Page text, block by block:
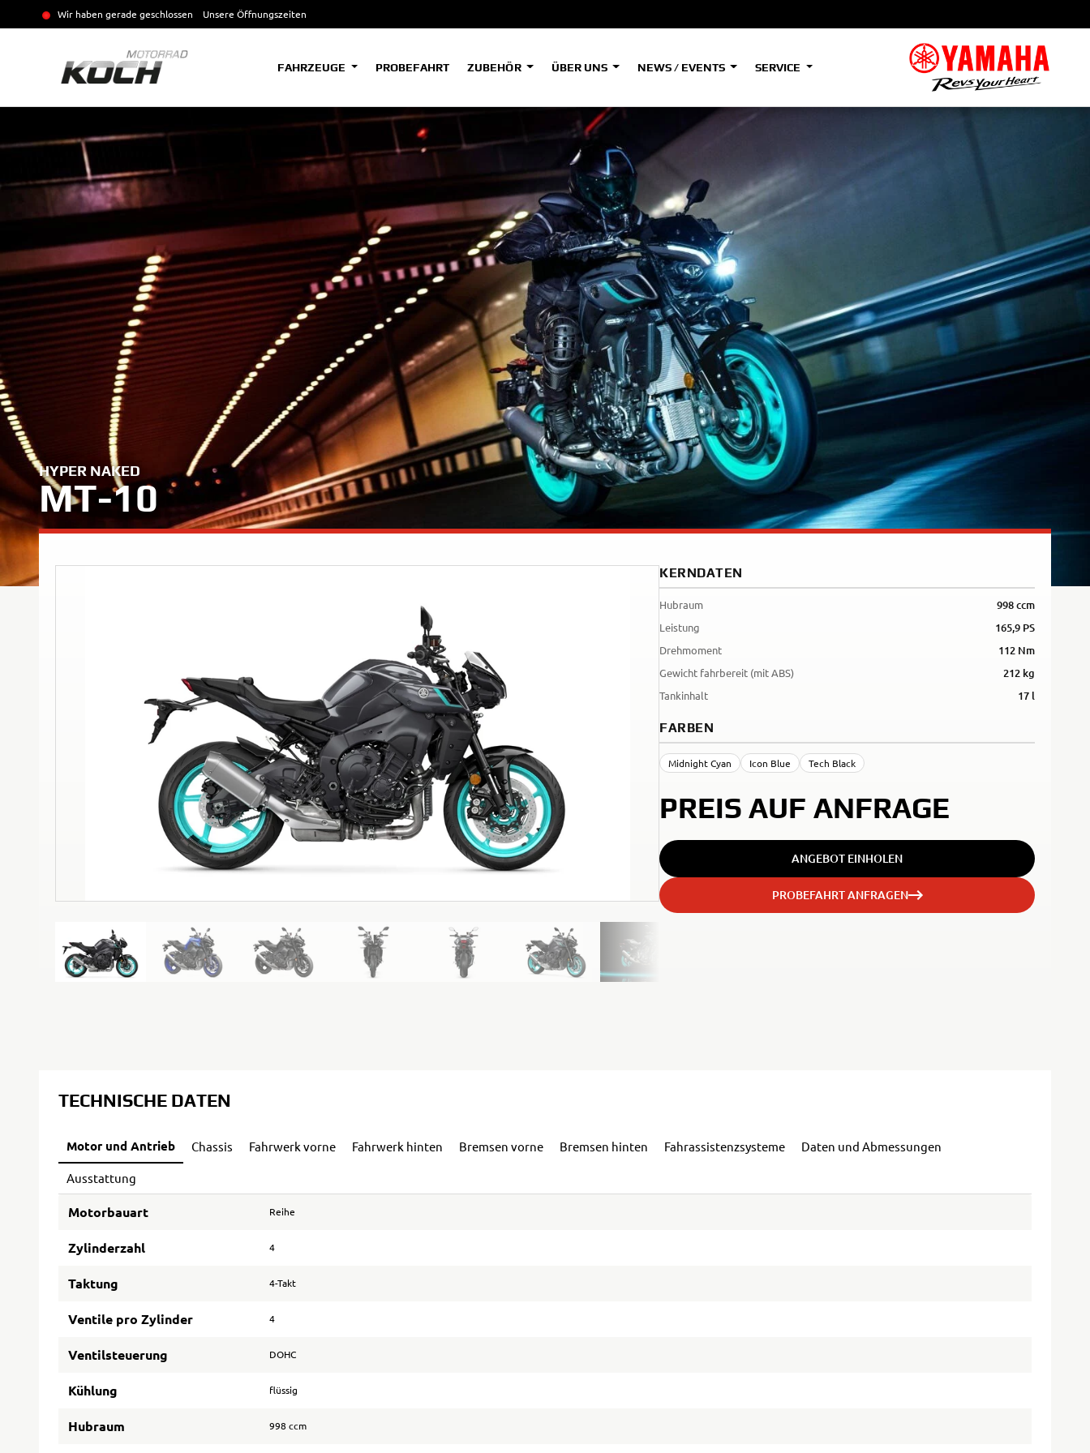
Wir haben gerade geschlossen Unsere Öffnungszeiten
FAHRZEUGE
OFFROAD COMPETITION
SPORT HERITAGE
SPORT TOURING
SUPERSPORT
Tenere
(Low)
700
(Low)
A2
Tenere
700
35kW
A
Tenere
700
Rally
A2
35kW
Tenere
700
World
Raid
A1
WR125R
PROBEFAHRT ZUBEHÖR ÜBER UNS NEWS / EVENTS SERVICE
HYPER NAKED
MT-10
KERNDATEN
Hubraum 998 ccm
Leistung 165,9 PS
Drehmoment 112 Nm
Gewicht fahrbereit (mit ABS) 212 kg
Tankinhalt 17 l
FARBEN
Midnight Cyan Icon Blue Tech Black
PREIS AUF ANFRAGE
ANGEBOT EINHOLEN
PROBEFAHRT ANFRAGEN
TECHNISCHE DATEN
Motor und Antrieb Chassis Fahrwerk vorne Fahrwerk hinten Bremsen vorne Bremsen hinten Fahrassistenzsysteme Daten und Abmessungen
Ausstattung
Motorbauart Reihe
Zylinderzahl 4
Taktung 4-Takt
Ventile pro Zylinder 4
Ventilsteuerung DOHC
Kühlung flüssig
Hubraum 998 ccm